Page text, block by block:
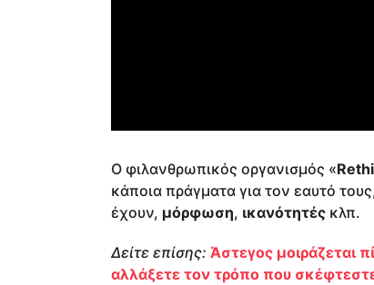
Ο φιλανθρωπικός οργανισμός «
κάποια πράγματα για τον εαυτό
έχουν, μόρφωση, ικανότητές κλπ.
Δείτε επίσης: Άστεγος μοιράζεται
αλλάξετε τον τρόπο που